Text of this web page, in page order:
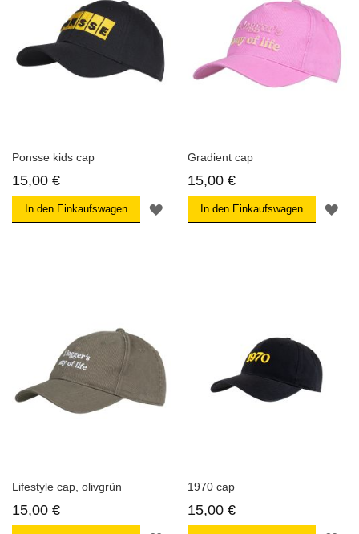
Ponsse kids cap
15,00 €
In den Einkaufswagen
ZUR
WUNSCHLISTE
Gradient cap
15,00 €
In den Einkaufswagen
Lifestyle cap, olivgrün
15,00 €
1970 cap
15,00 €